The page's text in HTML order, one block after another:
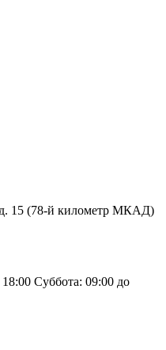
15 (78-й километр МКАД)
Суббота: 09:00 до